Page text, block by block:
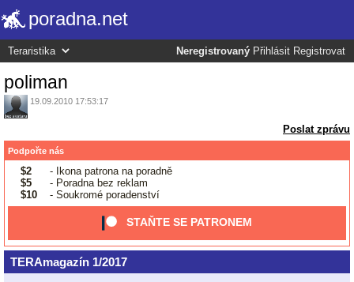
poradna.net
Neregistrovaný Přihlásit Registrovat
poliman
19.09.2010 17:53:17
Poslat zprávu
Podpořte nás
$2
- Ikona patrona na poradně
$5
- Poradna bez reklam
$10
- Soukromé poradenství
STAŇTE SE PATRONEM
TERAmagazín 1/2017